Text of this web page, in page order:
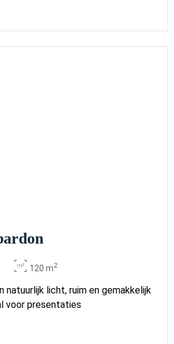
120 m2
natuurlijk licht, ruim en gemakkelijk
voor presentaties